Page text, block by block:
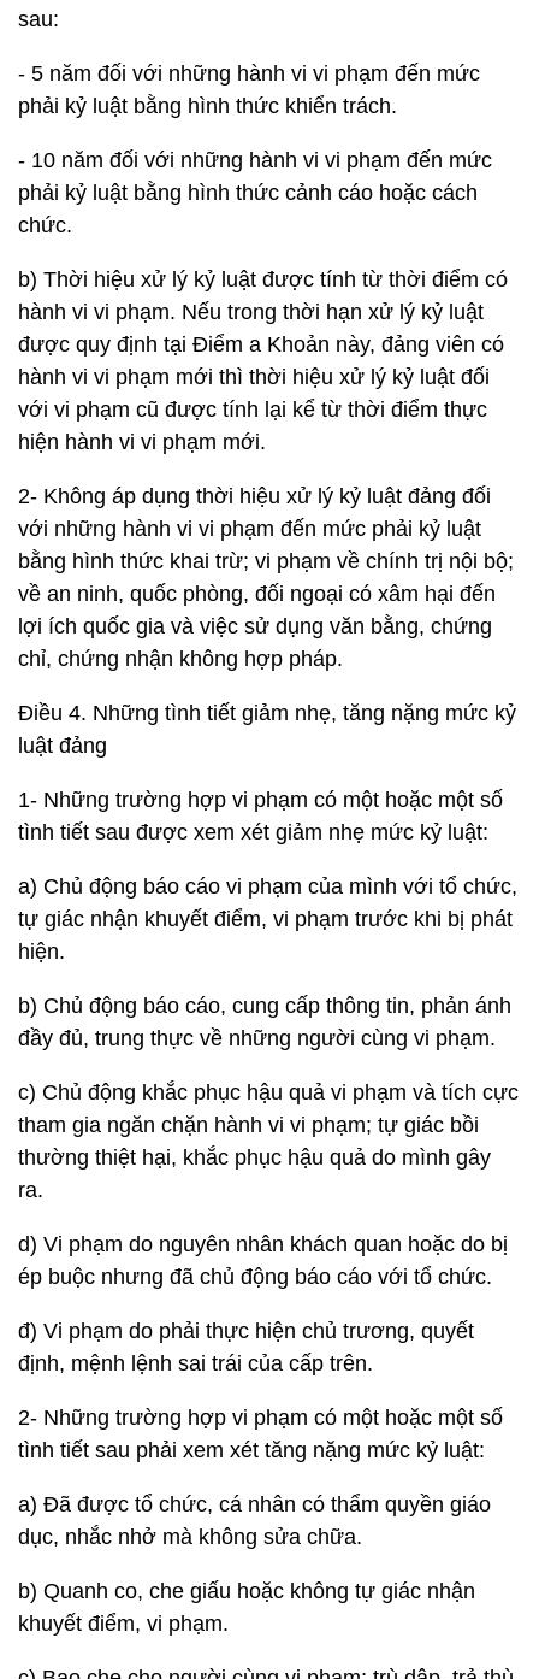
sau:
- 5 năm đối với những hành vi vi phạm đến mức
phải kỷ luật bằng hình thức khiển trách.
- 10 năm đối với những hành vi vi phạm đến mức
phải kỷ luật bằng hình thức cảnh cáo hoặc cách
chức.
b) Thời hiệu xử lý kỷ luật được tính từ thời điểm có
hành vi vi phạm. Nếu trong thời hạn xử lý kỷ luật
được quy định tại Điểm a Khoản này, đảng viên có
hành vi vi phạm mới thì thời hiệu xử lý kỷ luật đối
với vi phạm cũ được tính lại kể từ thời điểm thực
hiện hành vi vi phạm mới.
2- Không áp dụng thời hiệu xử lý kỷ luật đảng đối
với những hành vi vi phạm đến mức phải kỷ luật
bằng hình thức khai trừ; vi phạm về chính trị nội bộ;
về an ninh, quốc phòng, đối ngoại có xâm hại đến
lợi ích quốc gia và việc sử dụng văn bằng, chứng
chỉ, chứng nhận không hợp pháp.
Điều 4. Những tình tiết giảm nhẹ, tăng nặng mức kỷ
luật đảng
1- Những trường hợp vi phạm có một hoặc một số
tình tiết sau được xem xét giảm nhẹ mức kỷ luật:
a) Chủ động báo cáo vi phạm của mình với tổ chức,
tự giác nhận khuyết điểm, vi phạm trước khi bị phát
hiện.
b) Chủ động báo cáo, cung cấp thông tin, phản ánh
đầy đủ, trung thực về những người cùng vi phạm.
c) Chủ động khắc phục hậu quả vi phạm và tích cực
tham gia ngăn chặn hành vi vi phạm; tự giác bồi
thường thiệt hại, khắc phục hậu quả do mình gây
ra.
d) Vi phạm do nguyên nhân khách quan hoặc do bị
ép buộc nhưng đã chủ động báo cáo với tổ chức.
đ) Vi phạm do phải thực hiện chủ trương, quyết
định, mệnh lệnh sai trái của cấp trên.
2- Những trường hợp vi phạm có một hoặc một số
tình tiết sau phải xem xét tăng nặng mức kỷ luật:
a) Đã được tổ chức, cá nhân có thẩm quyền giáo
dục, nhắc nhở mà không sửa chữa.
b) Quanh co, che giấu hoặc không tự giác nhận
khuyết điểm, vi phạm.